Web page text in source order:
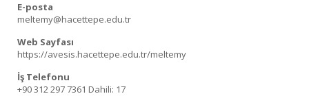
E-posta
meltemy@hacettepe.edu.tr
Web Sayfası
https://avesis.hacettepe.edu.tr/meltemy
İş Telefonu
+90 312 297 7361 Dahili: 17